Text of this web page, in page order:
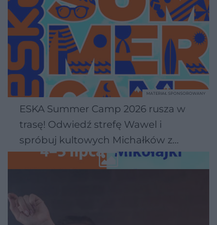
ESKA Summer Camp 2026 rusza w
trasę! Odwiedź strefę Wawel i
spróbuj kultowych Michałków z
Wawelu
MATERIAŁ SPONSOROWANY